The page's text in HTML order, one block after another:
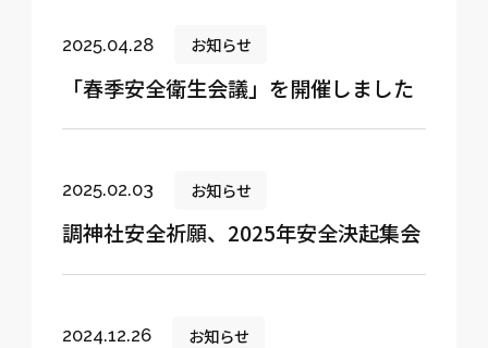
2025.04.28 お知らせ
「春季安全衛生会議」を開催しました
2025.02.03 お知らせ
調神社安全祈願、2025年安全決起集会
2024.12.26 お知らせ